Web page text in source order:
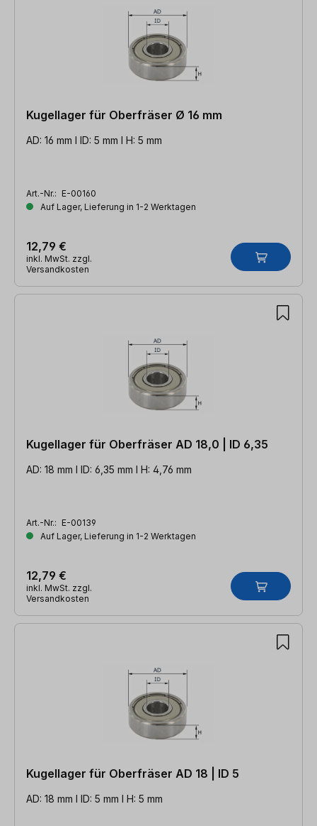
Kugellager für Oberfräser Ø 16 mm
AD: 16 mm l ID: 5 mm l H: 5 mm
Art.-Nr.: E-00160
Auf Lager, Lieferung in 1-2 Werktagen
12,79 €
inkl. MwSt. zzgl.
Versandkosten
Kugellager für Oberfräser AD 18,0 | ID 6,35
AD: 18 mm l ID: 6,35 mm l H: 4,76 mm
Art.-Nr.: E-00139
Auf Lager, Lieferung in 1-2 Werktagen
12,79 €
inkl. MwSt. zzgl.
Versandkosten
Kugellager für Oberfräser AD 18 | ID 5
AD: 18 mm l ID: 5 mm l H: 5 mm